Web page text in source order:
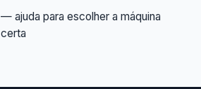
— ajuda para escolher a máquina
certa